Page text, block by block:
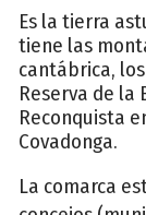
Es la tierra
tiene las
cantábrica,
Reserva de la
Reconquista
Covadonga.
La comarca